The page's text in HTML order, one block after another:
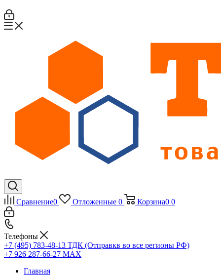
Сравнение0 Отложенные 0 Корзина0 0
Телефоны
+7 (495) 783-48-13 ТДК (Отправкв во все регионы РФ)
+7 926 287-66-27 МАХ
Главная